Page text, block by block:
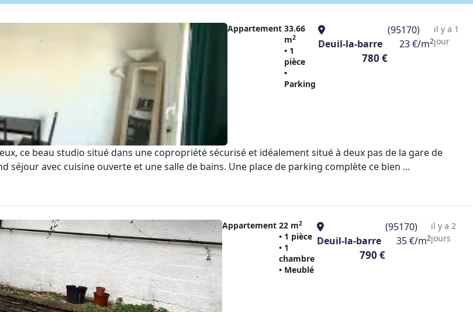
Appartement 33.66
m2
• 1
pièce
•
Parking
Deuil-la-barre
780 €
(95170)
23 €/m2
il y a 1
jour
ce beau studio situé dans une copropriété sécurisé et idéalement situé à deux pas de la gare de
avec cuisine ouverte et une salle de bains. Une place de parking complète ce bien ...
Appartement 22 m2
• 1 pièce
• 1
chambre
• Meublé
Deuil-la-barre
790 €
(95170)
35 €/m2
il y a 2
jours